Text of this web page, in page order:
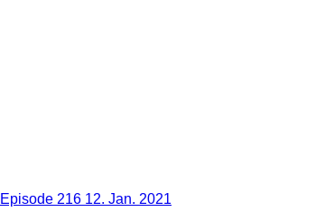
Episode 216 12. Jan. 2021